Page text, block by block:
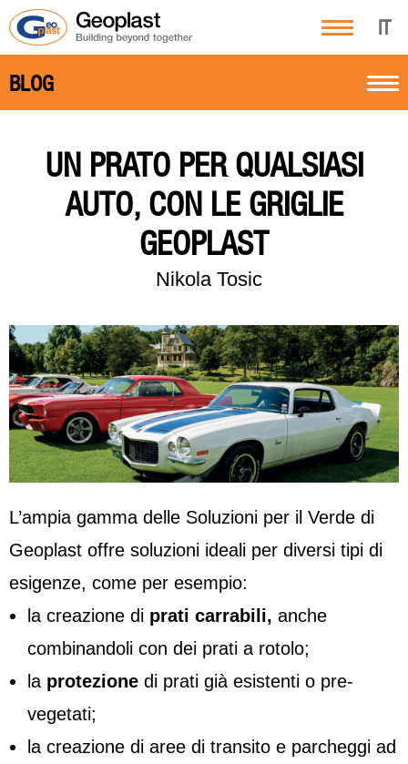
IT
BLOG
UN PRATO PER QUALSIASI
AUTO, CON LE GRIGLIE
GEOPLAST
Nikola Tosic
L’ampia gamma delle Soluzioni per il Verde di
Geoplast offre soluzioni ideali per diversi tipi di
esigenze, come per esempio:
la creazione di prati carrabili, anche
combinandoli con dei prati a rotolo;
la protezione di prati già esistenti o pre-
vegetati;
la creazione di aree di transito e parcheggi ad